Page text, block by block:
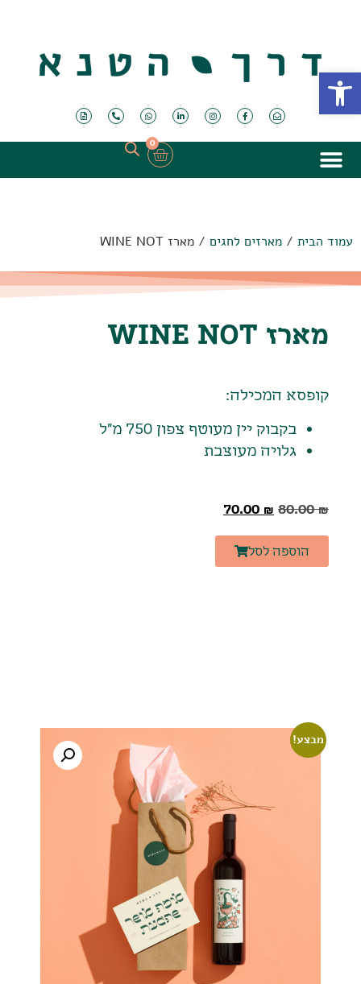
פתח סרגל נגישות
0
עמוד הבית / מארזים לחגים / מארז WINE NOT
מבצע!
מארז WINE NOT
קופסא המכילה:
בקבוק יין מעוטף צפון 750 מ"ל
גלויה מעוצבת
80.00₪
70.00 ₪
הוספה לסל